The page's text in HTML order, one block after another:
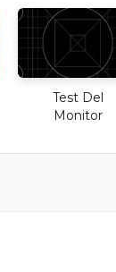
Test Del
Monitor